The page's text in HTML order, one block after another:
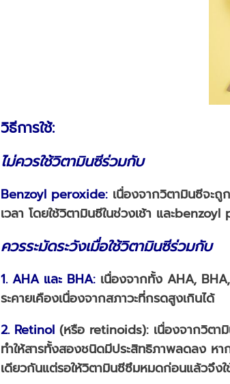
วิธีการใช้:
ไม่ควรใช้วิตามินซีร่วมกับ
Benzoyl peroxide: เนื่องจากวิตามินซีจะ
เวลา โดยใช้วิตามินซีในช่วงเช้า และ
ควรระมัดระวังเมื่อใช้วิตามินซีร่วมกับ
1. AHAและ BHA: เนื่องจากทั้ง AHA,
ระคายเคืองเนื่องจากสภาวะที่กรดสูงเกินได้
2. Retinol (หรือ retinoids): เนื่องจากวิตา
ทำให้สารทั้งสองชนิดมีประสิทธิภาพลดลง หา
เดียวกันแต่รอให้วิตามินซีซึมหมดก่อนแล้วจึง